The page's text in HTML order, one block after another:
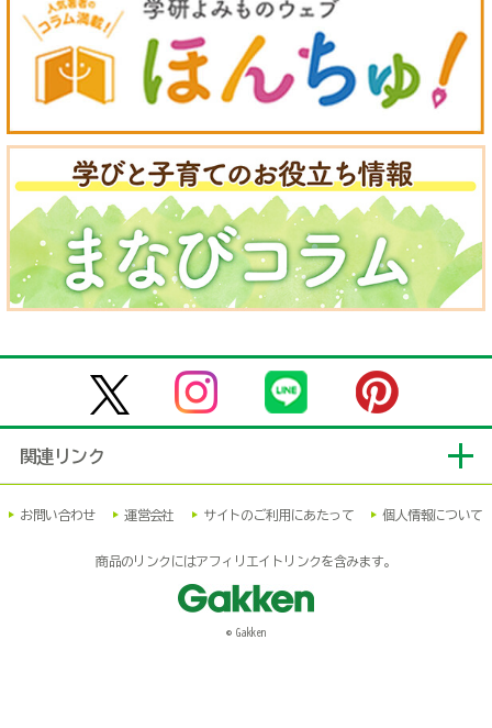
関連リンク
お問い合わせ 運営会社 サイトのご利用にあたって 個人情報について
商品のリンクにはアフィリエイトリンクを含みます。
© Gakken